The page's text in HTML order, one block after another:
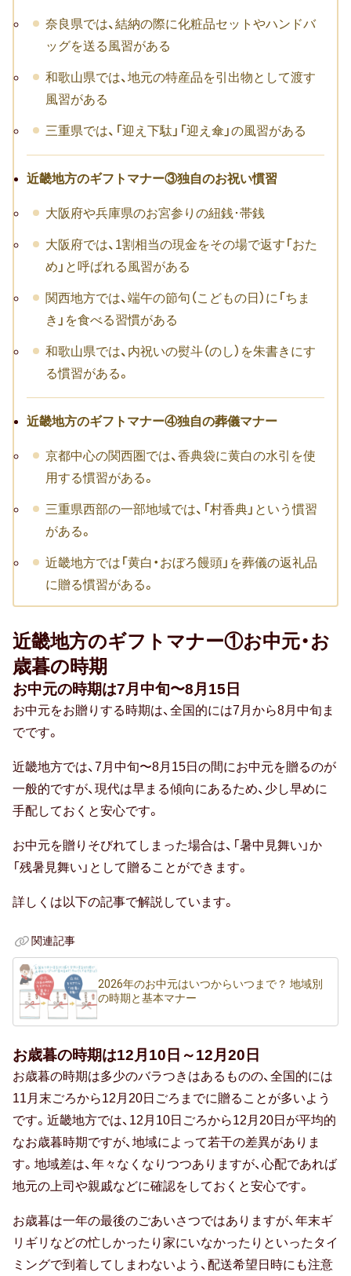
昇進・栄転祝い
叙勲祝い
陣中見舞い
長寿祝い
百寿
卒寿祝い
還暦祝い
古希祝い
米寿祝い
暮らしのお祝い・ギフト
厄払い・厄除け
出産祝い
誕生祝い
手土産・プチギフト
お見舞い
新築祝い
結婚記念日
銀婚式
季節のギフト
カード式
バレンタイン
節分
ホワイトデー
ハロウィン
クリスマス
おせち
奈良県では、結納の際に化粧品セットやハンドバ
ッグを送る風習がある
和歌山県では、地元の特産品を引出物として渡す
風習がある
三重県では、「迎え下駄」「迎え傘」の風習がある
近畿地方のギフトマナー③独自のお祝い慣習
大阪府や兵庫県のお宮参りの紐銭･帯銭
大阪府では、1割相当の現金をその場で返す「おた
め」と呼ばれる風習がある
関西地方では、端午の節句（こどもの日）に「ちま
き」を食べる習慣がある
和歌山県では、内祝いの熨斗（のし）を朱書きにす
る慣習がある。
近畿地方のギフトマナー④独自の葬儀マナー
京都中心の関西圏では、香典袋に黄白の水引を使
用する慣習がある。
三重県西部の一部地域では、「村香典」という慣習
がある。
近畿地方では「黄白・おぼろ饅頭」を葬儀の返礼品
に贈る慣習がある。
近畿地方のギフトマナー①お中元・お
歳暮の時期
お中元の時期は7月中旬〜8月15日
お中元をお贈りする時期は、全国的には7月から8月中旬ま
でです。
近畿地方では、7月中旬〜8月15日の間にお中元を贈るのが
一般的ですが、現代は早まる傾向にあるため、少し早めに
手配しておくと安心です。
お中元を贈りそびれてしまった場合は、「暑中見舞い」か
「残暑見舞い」として贈ることができます。
詳しくは以下の記事で解説しています。
関連記事
2026年のお中元はいつからいつまで？ 地域別
の時期と基本マナー
お歳暮の時期は12月10日～12月20日
お歳暮の時期は多少のバラつきはあるものの、全国的には
11月末ごろから12月20日ごろまでに贈ることが多いよう
です。近畿地方では、12月10日ごろから12月20日が平均的
なお歳暮時期ですが、地域によって若干の差異がありま
す。地域差は、年々なくなりつつありますが、心配であれば
地元の上司や親戚などに確認をしておくと安心です。
お歳暮は一年の最後のごあいさつではありますが、年末ギ
リギリなどの忙しかったり家にいなかったりといったタイ
ミングで到着してしまわないよう、配送希望日時にも注意